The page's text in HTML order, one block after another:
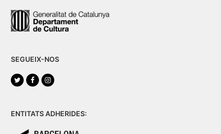
SEGUEIX-NOS
TwitterFacebookInstagram
ENTITATS ADHERIDES: